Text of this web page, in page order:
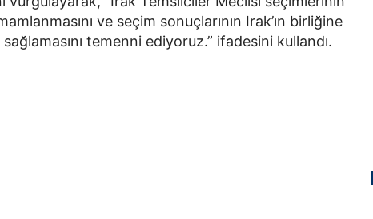
ve seçim sonuçlarının Irak’ın birliğine
temenni ediyoruz.” ifadesini kullandı.